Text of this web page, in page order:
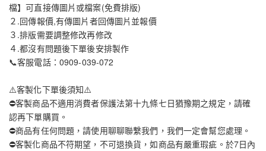
檔】可直接傳圖片或檔案(免費排版)
２.回傳報價,有傳圖片者回傳圖片並報價
３.排版需要調整修改再修改
４.都沒有問題後下單後安排製作
📞客服電話：0909-039-072
⚠️客製化下單後須知⚠️
⛔客製商品不適用消費者保護法第十九條七日猶豫期之規定，請確
認再下單購買。
⛔商品有任何問題，請使用聊聊聯繫我們，我們一定會幫您處理。
⛔客製化商品不符期望，不可退換貨，如商品有嚴重瑕疵。於7日內